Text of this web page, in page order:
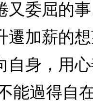
委屈的
加薪的
身，用
能過得自